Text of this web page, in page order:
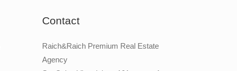
Contact
Raich&Raich Premium Real Estate
Agency